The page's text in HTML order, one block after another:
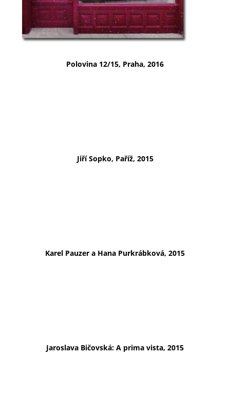
Polovina 12/15, Praha, 2016
Jiří Sopko, Paříž, 2015
Karel Pauzer a Hana Purkrábková, 2015
Jaroslava Bičovská: A prima vista, 2015